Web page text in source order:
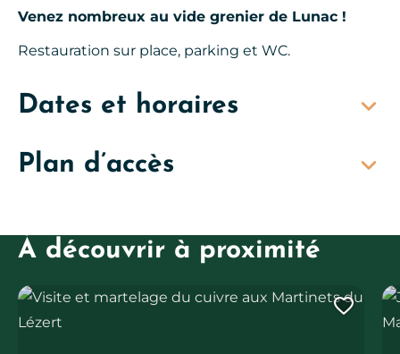
Venez nombreux au vide grenier de Lunac !
Restauration sur place, parking et WC.
Dates et horaires
Plan d’accès
À découvrir à proximité
Visite et martelage du cuivre aux Martinets du Lézert